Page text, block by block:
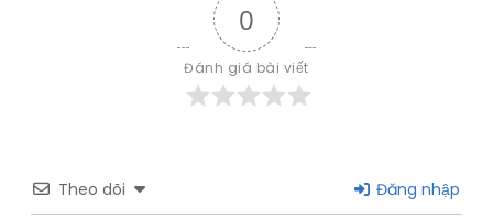
0
Đánh giá bài viết
Theo dõi Đăng nhập